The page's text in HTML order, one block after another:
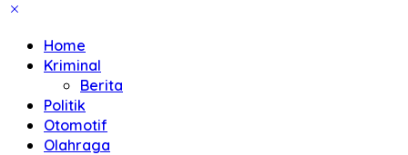
Home
Kriminal
Berita
Politik
Otomotif
Olahraga